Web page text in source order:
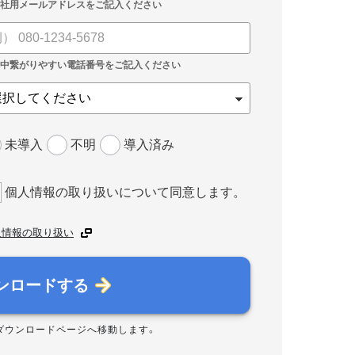
未導入 不明 導入済み
個人情報の取り扱いについて同意します。
報の取り扱い
ロードする
ウンロードページへ移動します。